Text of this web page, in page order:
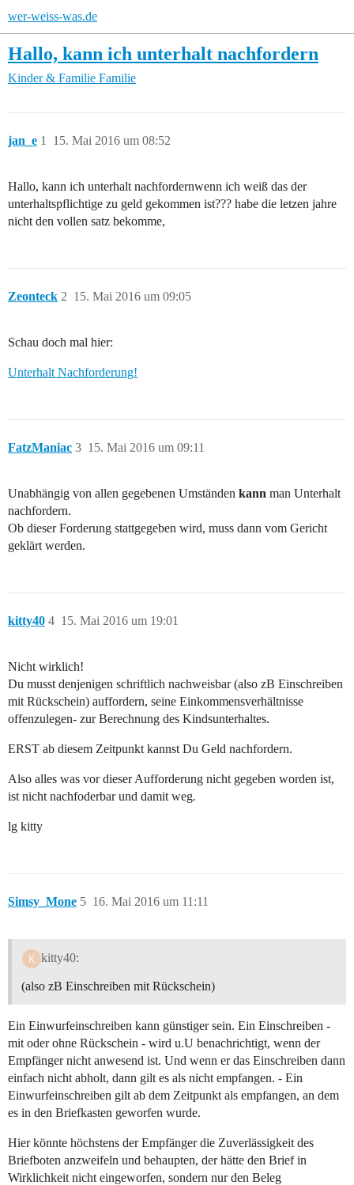
wer-weiss-was.de
Hallo, kann ich unterhalt nachfordern
Kinder & Familie Familie
jan_e 15. Mai 2016 um 08:52
1
Hallo, kann ich unterhalt nachfordernwenn ich weiß das der
unterhaltspflichtige zu geld gekommen ist??? habe die letzen jahre
nicht den vollen satz bekomme,
Zeonteck 15. Mai 2016 um 09:05
2
Schau doch mal hier:
Unterhalt Nachforderung!
FatzManiac 15. Mai 2016 um 09:11
3
Unabhängig von allen gegebenen Umständen kann man Unterhalt
nachfordern.
Ob dieser Forderung stattgegeben wird, muss dann vom Gericht
geklärt werden.
kitty40 15. Mai 2016 um 19:01
4
Nicht wirklich!
Du musst denjenigen schriftlich nachweisbar (also zB Einschreiben
mit Rückschein) auffordern, seine Einkommensverhältnisse
offenzulegen- zur Berechnung des Kindsunterhaltes.
ERST ab diesem Zeitpunkt kannst Du Geld nachfordern.
Also alles was vor dieser Aufforderung nicht gegeben worden ist,
ist nicht nachfoderbar und damit weg.
lg kitty
Simsy_Mone 16. Mai 2016 um 11:11
5
kitty40:
(also zB Einschreiben mit Rückschein)
Ein Einwurfeinschreiben kann günstiger sein. Ein Einschreiben -
mit oder ohne Rückschein - wird u.U benachrichtigt, wenn der
Empfänger nicht anwesend ist. Und wenn er das Einschreiben dann
einfach nicht abholt, dann gilt es als nicht empfangen. - Ein
Einwurfeinschreiben gilt ab dem Zeitpunkt als empfangen, an dem
es in den Briefkasten geworfen wurde.
Hier könnte höchstens der Empfänger die Zuverlässigkeit des
Briefboten anzweifeln und behaupten, der hätte den Brief in
Wirklichkeit nicht eingeworfen, sondern nur den Beleg